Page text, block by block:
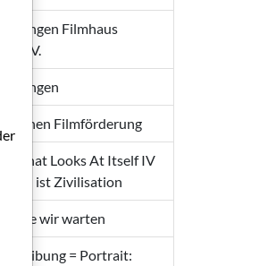
Filmhaus
e. V.
Filmförderung
That Looks At Itself IV
ist Zivilisation
die wir warten
= Portrait: